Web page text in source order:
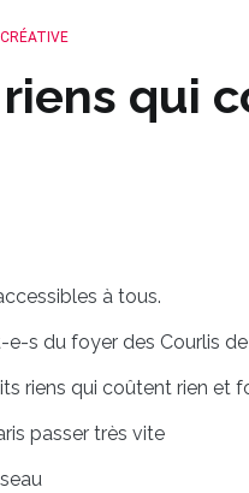
qui
à tous.
s du foyer des Courlis
riens qui coûtent rien et
passer très vite